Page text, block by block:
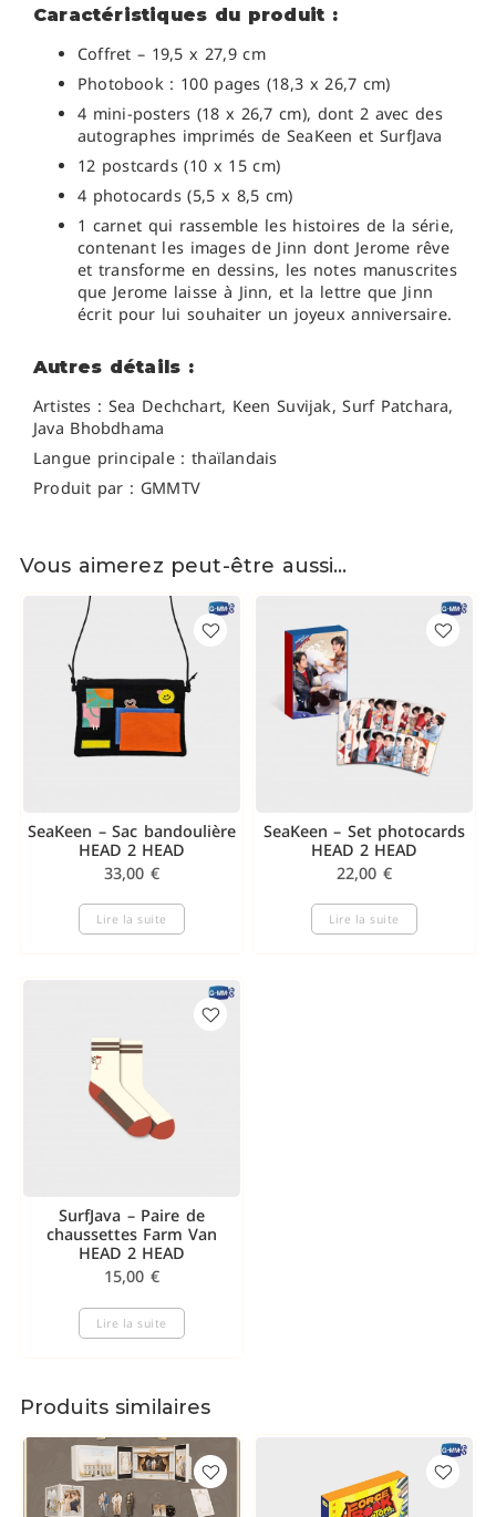
Caractéristiques du produit :
Coffret – 19,5 x 27,9 cm
Photobook : 100pages (18,3 x 26,7 cm)
4 mini-posters (18 x 26,7 cm), dont 2 avec des
autographes imprimés de SeaKeen et SurfJava
12 postcards(10 x 15 cm)
4 photocards (5,5 x 8,5 cm)
1 carnet qui rassemble les histoires de la série,
contenant les images de Jinn dont Jerome rêve
et transforme en dessins, les notes manuscrites
que Jerome laisse à Jinn, et la lettre que Jinn
écrit pour lui souhaiter un joyeux anniversaire.
Autres détails :
Artistes : Sea Dechchart, Keen Suvijak,Surf Patchara,
Java Bhobdhama
Langue principale : thaïlandais
Produit par : GMMTV
Vous aimerez peut-être aussi…
SeaKeen – Sac bandoulière
HEAD 2 HEAD
33,00 €
Lire la suite
SeaKeen – Set photocards
HEAD 2 HEAD
22,00 €
Lire la suite
SurfJava – Paire de
chaussettes Farm Van
HEAD 2 HEAD
15,00 €
Lire la suite
Produits similaires